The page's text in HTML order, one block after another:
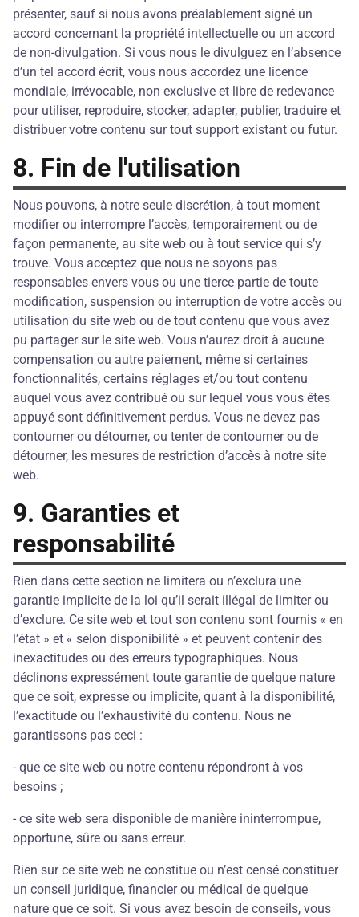
présenter, sauf si nous avons préalablement signé un
accord concernant la propriété intellectuelle ou un accord
de non-divulgation. Si vous nous le divulguez en l’absence
d’un tel accord écrit, vous nous accordez une licence
mondiale, irrévocable, non exclusive et libre de redevance
pour utiliser, reproduire, stocker, adapter, publier, traduire et
distribuer votre contenu sur tout support existant ou futur.
8. Fin de l'utilisation
Nous pouvons, à notre seule discrétion, à tout moment
modifier ou interrompre l’accès, temporairement ou de
façon permanente, au site web ou à tout service qui s’y
trouve. Vous acceptez que nous ne soyons pas
responsables envers vous ou une tierce partie de toute
modification, suspension ou interruption de votre accès ou
utilisation du site web ou de tout contenu que vous avez
pu partager sur le site web. Vous n’aurez droit à aucune
compensation ou autre paiement, même si certaines
fonctionnalités, certains réglages et/ou tout contenu
auquel vous avez contribué ou sur lequel vous vous êtes
appuyé sont définitivement perdus. Vous ne devez pas
contourner ou détourner, ou tenter de contourner ou de
détourner, les mesures de restriction d’accès à notre site
web.
9. Garanties et
responsabilité
Rien dans cette section ne limitera ou n’exclura une
garantie implicite de la loi qu’il serait illégal de limiter ou
d’exclure. Ce site web et tout son contenu sont fournis « en
l’état » et « selon disponibilité » et peuvent contenir des
inexactitudes ou des erreurs typographiques. Nous
déclinons expressément toute garantie de quelque nature
que ce soit, expresse ou implicite, quant à la disponibilité,
l’exactitude ou l’exhaustivité du contenu. Nous ne
garantissons pas ceci :
- que ce site web ou notre contenu répondront à vos
besoins ;
- ce site web sera disponible de manière ininterrompue,
opportune, sûre ou sans erreur.
Rien sur ce site web ne constitue ou n’est censé constituer
un conseil juridique, financier ou médical de quelque
nature que ce soit. Si vous avez besoin de conseils, vous